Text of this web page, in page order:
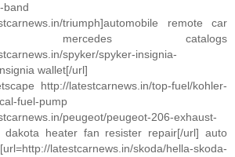
band
triumph]automobile remote car
url] mercedes catalogs
spyker/spyker-insignia-
wallet[/url]
http://latestcarnews.in/top-fuel/kohler-
fuel-pump
peugeot/peugeot-206-exhaust-
dakota heater fan resister repair[/url] auto
latestcarnews.in/skoda/hella-skoda-